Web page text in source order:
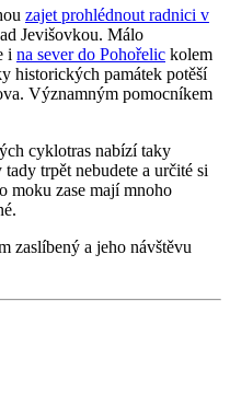
zajet prohlédnout radnici v
Jevišovkou. Málo
i na sever do Pohořelic kolem
historických památek potěší
Významným pomocníkem
cyklotras nabízí taky
trpět nebudete a určité si
moku zase mají mnoho
zaslíbený a jeho návštěvu